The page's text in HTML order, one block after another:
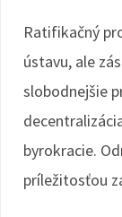
Ratifikačný
ústavu, ale
slobodnejšie
byrokracie.
príležitosťou